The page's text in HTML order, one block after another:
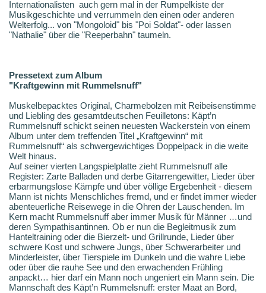
Internationalisten auch gern mal in der Rumpelkiste der
Musikgeschichte und verrummeln den einen oder anderen
Welterfolg... von "Mongoloid" bis "Poi Soldat"- oder lassen
"Nathalie" über die "Reeperbahn" taumeln.
Pressetext zum Album
"Kraftgewinn mit Rummelsnuff"
Muskelbepacktes Original, Charmebolzen mit Reibeisenstimme
und Liebling des gesamtdeutschen Feuilletons: Käpt’n
Rummelsnuff schickt seinen neuesten Wackerstein von einem
Album unter dem treffenden Titel „Kraftgewinn“ mit
Rummelsnuff“ als schwergewichtiges Doppelpack in die weite
Welt hinaus.
Auf seiner vierten Langspielplatte zieht Rummelsnuff alle
Register: Zarte Balladen und derbe Gitarrengewitter, Lieder über
erbarmungslose Kämpfe und über völlige Ergebenheit - diesem
Mann ist nichts Menschliches fremd, und er findet immer wieder
abenteuerliche Reisewege in die Ohren der Lauschenden. Im
Kern macht Rummelsnuff aber immer Musik für Männer …und
deren Sympathisantinnen. Ob er nun die Begleitmusik zum
Hanteltraining oder die Bierzelt- und Grillrunde, Lieder über
schwere Kost und schwere Jungs, über Schwerarbeiter und
Minderleister, über Tierspiele im Dunkeln und die wahre Liebe
oder über die rauhe See und den erwachenden Frühling
anpackt… hier darf ein Mann noch ungeniert ein Mann sein. Die
Mannschaft des Käpt’n Rummelsnuff: erster Maat an Bord,